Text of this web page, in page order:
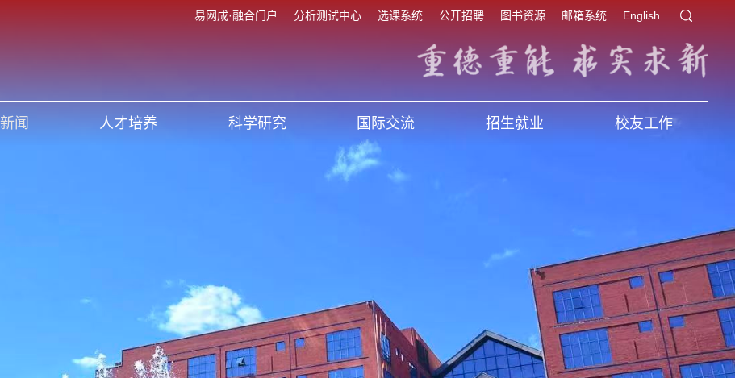
易网成·融合门户 分析测试中心 选课系统 公开招聘 图书资源 邮箱系统 English
闻 人才培养 科学研究 国际交流 招生就业 校友工作